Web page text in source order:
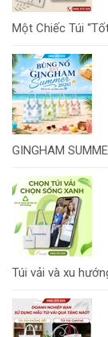
Một Chiếc Túi
GINGHAM
Túi vải và xu